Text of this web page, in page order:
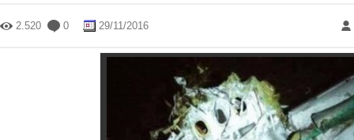
2.520 0 29/11/2016